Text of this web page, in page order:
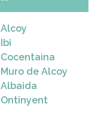
de Alcoy